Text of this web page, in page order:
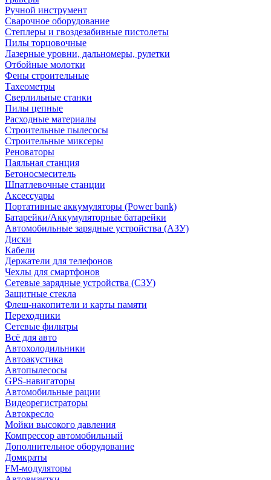
Ручной инструмент
Сварочное оборудование
Степлеры и гвоздезабивные пистолеты
Пилы торцовочные
Лазерные уровни, дальномеры, рулетки
Отбойные молотки
Фены строительные
Тахеометры
Сверлильные станки
Пилы цепные
Расходные материалы
Строительные пылесосы
Строительные миксеры
Реноваторы
Паяльная станция
Бетоносмеситель
Шпатлевочные станции
Аксессуары
Портативные аккумуляторы (Power bank)
Батарейки/Аккумуляторные батарейки
Автомобильные зарядные устройства (АЗУ)
Диски
Кабели
Держатели для телефонов
Чехлы для смартфонов
Сетевые зарядные устройства (СЗУ)
Защитные стекла
Флеш-накопители и карты памяти
Переходники
Сетевые фильтры
Всё для авто
Автохолодильники
Автоакустика
Автопылесосы
GPS-навигаторы
Автомобильные рации
Видеорегистраторы
Автокресло
Мойки высокого давления
Компрессор автомобильный
Дополнительное оборудование
Домкраты
FM-модуляторы